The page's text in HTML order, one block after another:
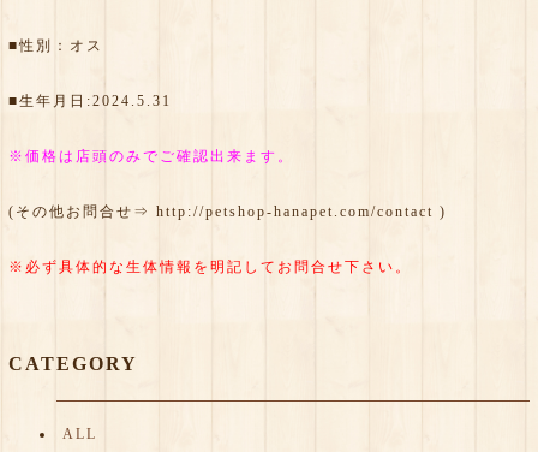
■性別：オス
■生年月日:2024.5.31
※価格は店頭のみでご確認出来ます。
(その他お問合せ⇒ http://petshop-hanapet.com/contact )
※必ず具体的な生体情報を明記してお問合せ下さい。
CATEGORY
ALL